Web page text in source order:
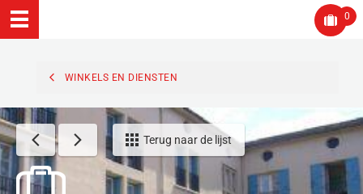
0
WINKELS EN DIENSTEN
Terug naar de lijst